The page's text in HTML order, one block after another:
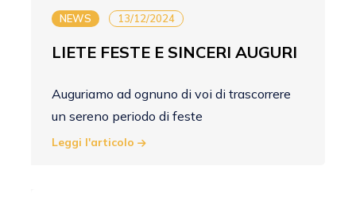
NEWS 13/12/2024
LIETE FESTE E SINCERI AUGURI
Auguriamo ad ognuno di voi di trascorrere
un sereno periodo di feste
Leggi l'articolo